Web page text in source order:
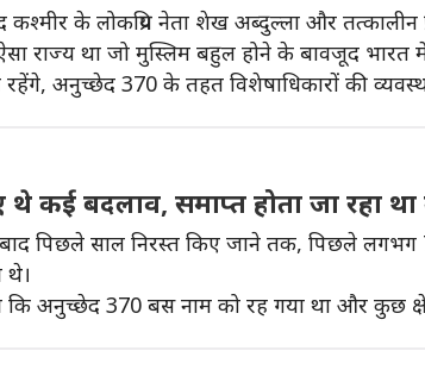
के लोकप्रिय नेता शेख अब्दुल्ला और तत्कालीन
राज्य था जो मुस्लिम बहुल होने के बावजूद
अनुच्छेद 370 के तहत विशेषाधिकारों की
कई बदलाव, समाप्त होता जा रहा था
पिछले साल निरस्त किए जाने तक, पिछले
थे।
कि अनुच्छेद 370 बस नाम को रह गया था और कुछ